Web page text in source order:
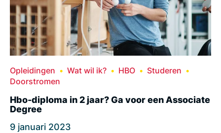
Opleidingen Wat wil ik? HBO
Studeren
Doorstromen
Hbo-diploma in 2 jaar? Ga voor een Associate
Degree
9 januari 2023